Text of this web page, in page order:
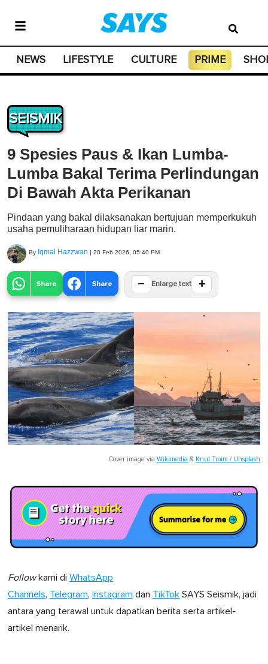
NEWS LIFESTYLE CULTURE PRIME
SEISMIK
9 Spesies Paus & Ikan Lumba-
Lumba Bakal Terima Perlindungan
Di Bawah Akta Perikanan
Pindaan yang bakal dilaksanakan bertujuan memperkukuh
usaha pemuliharaan hidupan liar marin.
By Iqmal Hazzwan | 20 Feb 2026, 05:40 PM
Share Share − Enlarge text +
Cover image via Wikimedia & Knut Troim / Unsplash
Followkami di WhatsApp
Channels, Telegram, Instagram dan TikTok SAYS Seismik, jadi
antara yang terawal untuk dapatkan berita serta artikel-
artikel menarik.